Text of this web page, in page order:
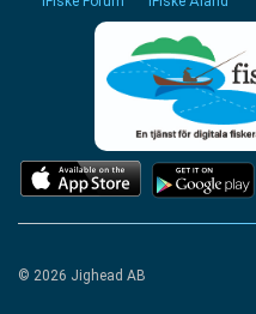
© 2026 Jighead AB